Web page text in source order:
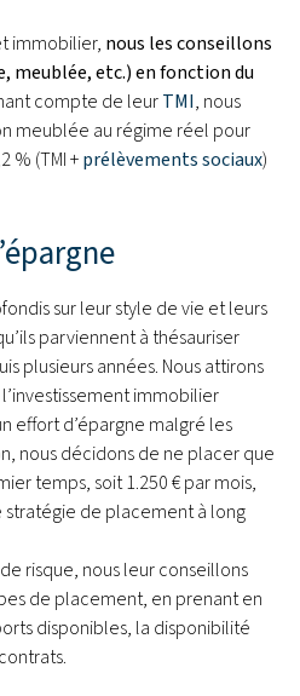
immobilier, nous les conseillons
meublée, etc.) en fonction du
compte de leurTMI, nous
meublée au régime réel pour
% (TMI +prélèvements sociaux)
sur leur style de vie et leurs
parviennent à thésauriser
plusieurs années. Nous attirons
immobilier
effort d’épargne malgré les
nous décidons de ne placer que
temps, soit 1.250 € par mois,
de placement à long
risque, nous leur conseillons
de placement, en prenant en
disponibles, la disponibilité